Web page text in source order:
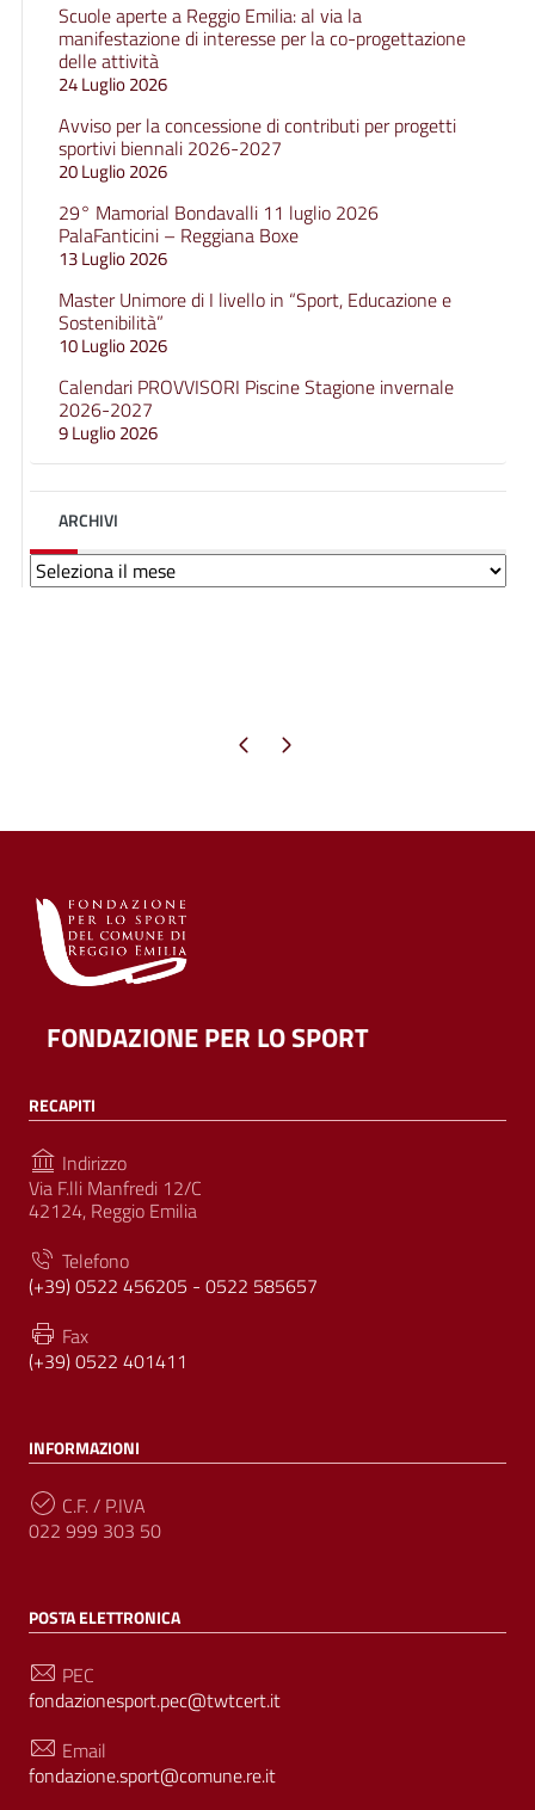
Scuole aperte a Reggio Emilia: al via la
manifestazione di interesse per la co-progettazione
delle attività
24 Luglio 2026
Avviso per la concessione di contributi per progetti
sportivi biennali 2026-2027
20 Luglio 2026
29° Mamorial Bondavalli 11 luglio 2026
PalaFanticini – Reggiana Boxe
13 Luglio 2026
Master Unimore di I livello in “Sport, Educazione e
Sostenibilità”
10 Luglio 2026
Calendari PROVVISORI Piscine Stagione invernale
2026-2027
9 Luglio 2026
ARCHIVI
Archivi
Pagina precedente
Pagina successiva
FONDAZIONE PER LO SPORT
RECAPITI
Indirizzo
Via F.lli Manfredi 12/C
42124, Reggio Emilia
Telefono
(+39) 0522 456205 - 0522 585657
Fax
(+39) 0522 401411
INFORMAZIONI
C.F. / P.IVA
022 999 303 50
POSTA ELETTRONICA
PEC
fondazionesport.pec@twtcert.it
Email
fondazione.sport@comune.re.it